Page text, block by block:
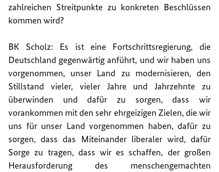
zahlreichen Streitpunkte zu konkreten Beschlüssen
kommen wird?
BK Scholz: Es ist eine Fortschrittsregierung, die
Deutschland gegenwärtig anführt, und wir haben uns
vorgenommen, unser Land zu modernisieren, den
Stillstand vieler, vieler Jahre und Jahrzehnte zu
überwinden und dafür zu sorgen, dass wir
vorankommen mit den sehr ehrgeizigen Zielen, die wir
uns für unser Land vorgenommen haben, dafür zu
sorgen, dass das Miteinander liberaler wird, dafür
Sorge zu tragen, dass wir es schaffen, der großen
Herausforderung des menschengemachten